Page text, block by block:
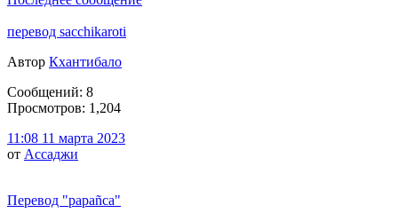
перевод sacchikaroti
Автор Кхантибало
Сообщений: 8
Просмотров: 1,204
11:08 11 марта 2023
от Ассаджи
Перевод "papañca"